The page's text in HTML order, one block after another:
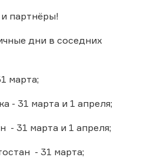
партнёры!
дни в соседних
марта;
- 31 марта и 1 апреля;
- 31 марта и 1 апреля;
- 31 марта;